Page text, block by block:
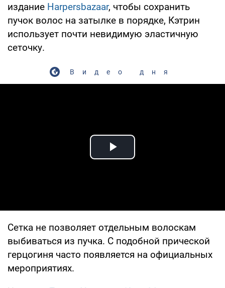
издание Harpersbazaar, чтобы сохранить
пучок волос на затылке в порядке, Кэтрин
использует почти невидимую эластичную
сеточку.
Видео дня
Play Video
Сетка не позволяет отдельным волоскам
выбиваться из пучка. С подобной прической
герцогиня часто появляется на официальных
мероприятиях.